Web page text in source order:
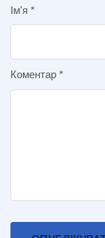
Ім'я *
Коментар *